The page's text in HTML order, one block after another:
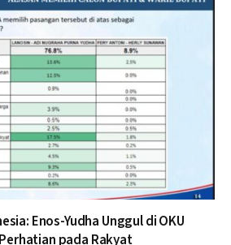
Enos-Yudha Unggul di OKU
pada Rakyat